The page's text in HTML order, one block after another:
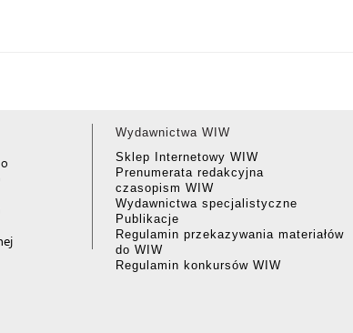
Wydawnictwa WIW
Sklep Internetowy WIW
Prenumerata redakcyjna
czasopism WIW
Wydawnictwa specjalistyczne
Publikacje
Regulamin przekazywania materiałów
do WIW
Regulamin konkursów WIW